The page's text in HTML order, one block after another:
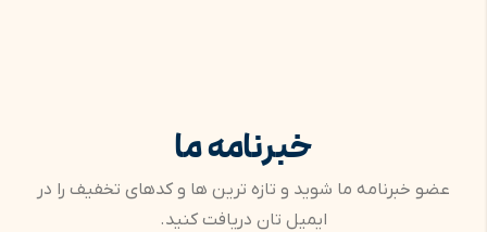
خبرنامه ما
عضو خبرنامه ما شوید و تازه ترین ها و کدهای تخفیف را در
ایمیل تان دریافت کنید.